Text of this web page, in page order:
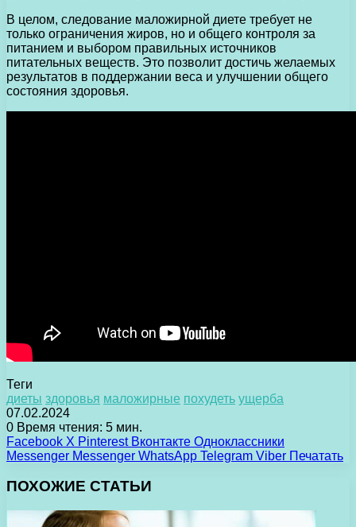
В целом, следование маложирной диете требует не
только ограничения жиров, но и общего контроля за
питанием и выбором правильных источников
питательных веществ. Это позволит достичь желаемых
результатов в поддержании веса и улучшении общего
состояния здоровья.
Теги
диеты здоровья маложирные похудеть ущерба
07.02.2024
0 Время чтения: 5 мин.
Facebook X Pinterest Вконтакте Одноклассники
Messenger Messenger WhatsApp Telegram Viber Печатать
ПОХОЖИЕ СТАТЬИ